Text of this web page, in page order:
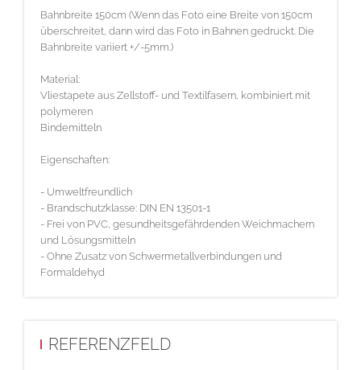
Bahnbreite 150cm (Wenn das Foto eine Breite von 150cm
überschreitet, dann wird das Foto in Bahnen gedruckt. Die
Bahnbreite variiert +/-5mm.)
Material:
Vliestapete aus Zellstoff- und Textilfasern, kombiniert mit
polymeren
Bindemitteln
Eigenschaften:
- Umweltfreundlich
- Brandschutzklasse: DIN EN 13501-1
- Frei von PVC, gesundheitsgefährdenden Weichmachern
und Lösungsmitteln
- Ohne Zusatz von Schwermetallverbindungen und
Formaldehyd
REFERENZFELD